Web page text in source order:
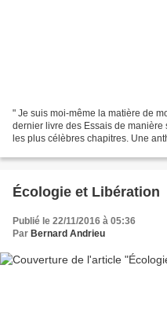
" Je suis moi-même la matière de
dernier livre des Essais de
les plus célèbres chapitres. Une
Écologie et Libération
Publié le 22/11/2016 à 05:36
Par Bernard Andrieu